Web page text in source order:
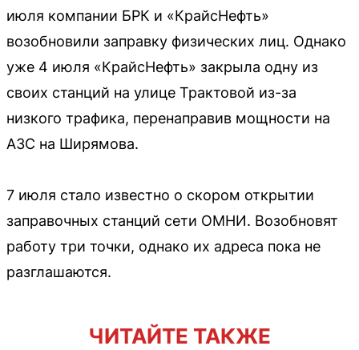
июля компании БРК и «КрайсНефть»
возобновили заправку физических лиц. Однако
уже 4 июля «КрайсНефть» закрыла одну из
своих станций на улице Трактовой из-за
низкого трафика, перенаправив мощности на
АЗС на Ширямова.
7 июля стало известно о скором открытии
заправочных станций сети ОМНИ. Возобновят
работу три точки, однако их адреса пока не
разглашаются.
ЧИТАЙТЕ ТАКЖЕ